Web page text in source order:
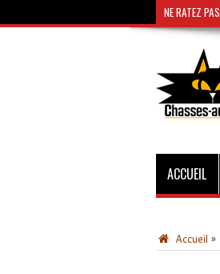
NE RATEZ PAS
ACCUEIL
Accueil »